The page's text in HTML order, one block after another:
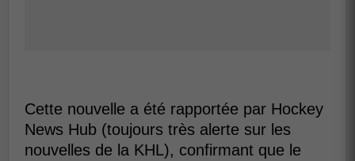
Cette nouvelle a été rapportée par Hockey
News Hub (toujours très alerte sur les
nouvelles de la KHL), confirmant que le